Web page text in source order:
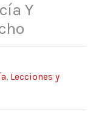
Y
, Lecciones y